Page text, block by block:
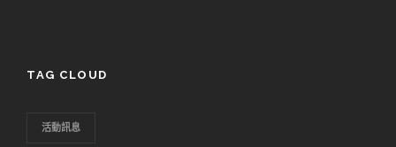
TAG CLOUD
活動訊息